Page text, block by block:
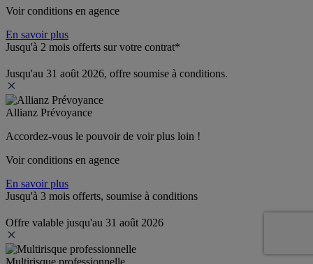
Voir conditions en agence
En savoir plus
Jusqu'à 2 mois offerts sur votre contrat*
Jusqu'au 31 août 2026, offre soumise à conditions.
Allianz Prévoyance
Accordez-vous le pouvoir de voir plus loin !
Voir conditions en agence
En savoir plus
Jusqu'à 3 mois offerts, soumise à conditions
Offre valable jusqu'au 31 août 2026
Multirisque professionnelle